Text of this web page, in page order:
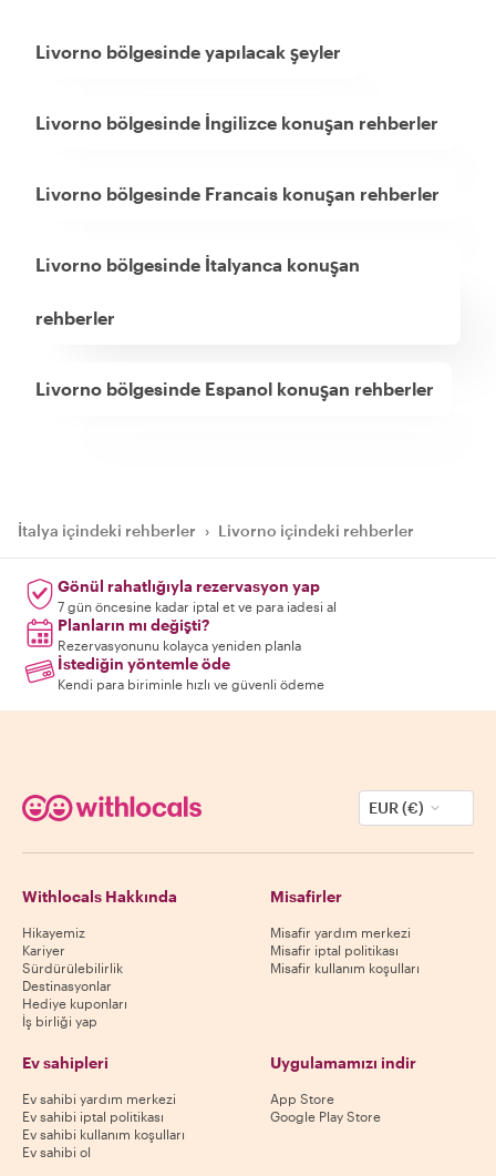
Livorno bölgesinde yapılacak şeyler
Livorno bölgesinde İngilizce konuşan rehberler
Livorno bölgesinde Francais konuşan rehberler
Livorno bölgesinde İtalyanca konuşan
rehberler
Livorno bölgesinde Espanol konuşan rehberler
İtalya içindeki rehberler › Livorno içindeki rehberler
Gönül rahatlığıyla rezervasyon yap
7 gün öncesine kadar iptal et ve para iadesi al
Planların mı değişti?
Rezervasyonunu kolayca yeniden planla
İstediğin yöntemle öde
Kendi para biriminle hızlı ve güvenli ödeme
EUR (€)
Withlocals Hakkında
Hikayemiz
Kariyer
Sürdürülebilirlik
Destinasyonlar
Hediye kuponları
İş birliği yap
Misafirler
Misafir yardım merkezi
Misafir iptal politikası
Misafir kullanım koşulları
Ev sahipleri
Ev sahibi yardım merkezi
Ev sahibi iptal politikası
Ev sahibi kullanım koşulları
Ev sahibi ol
Uygulamamızı indir
App Store
Google Play Store